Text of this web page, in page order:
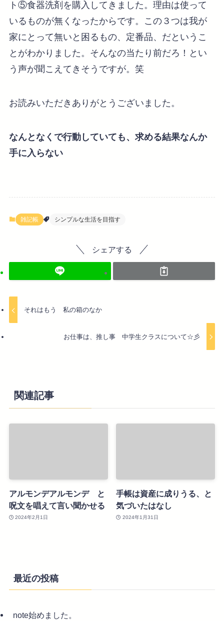
ト⑤食器洗剤を購入してきました。理由は使って
いるものが無くなったからです。この３つは我が
家にとって無いと困るもの、定番品、だというこ
とがわかりました。そんなの当たり前だろ！とい
う声が聞こえてきそうですが。笑
お読みいただきありがとうございました。
なんとなくで行動していても、求める結果なんか
手に入らない
雑記帳 シンプルな生活を目指す
シェアする
それはもう 私の箱のなか
お仕事は、推し事 中学生クラスについて☆彡
関連記事
アルモンデアルモンデ と
呪文を唱えて言い聞かせる
2024年2月1日
手帳は資産に成りうる、と
気づいたはなし
2024年1月31日
最近の投稿
note始めました。